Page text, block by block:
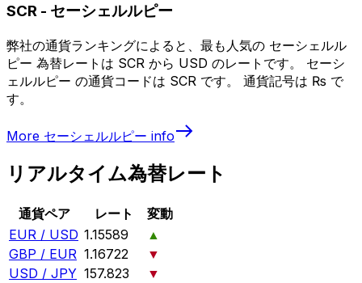
SCR - セーシェルルピー
弊社の通貨ランキングによると、最も人気の セーシェルル
ピー 為替レートは SCR から USD のレートです。 セーシ
ェルルピー の通貨コードは SCR です。 通貨記号は ₨ で
す。
More セーシェルルピー info
リアルタイム為替レート
通貨ペア レート
変動
EUR / USD 1.15589
▲
GBP / EUR 1.16722
▼
USD / JPY 157.823
▼